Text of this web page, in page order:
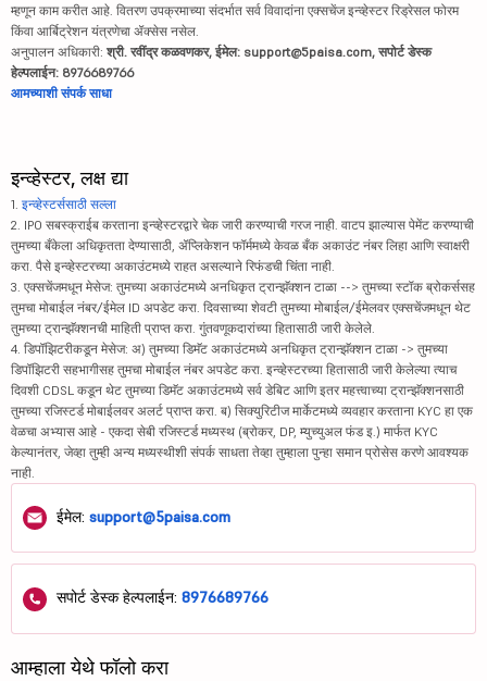
म्हणून काम करीत आहे. वितरण उपक्रमाच्या संदर्भात सर्व विवादांना एक्सचेंज इन्व्हेस्टर रिड्रेसल फोरम
किंवा आर्बिट्रेशन यंत्रणेचा ॲक्सेस नसेल.
अनुपालन अधिकारी: श्री. रवींद्र कळवणकर, ईमेल: support@5paisa.com, सपोर्ट डेस्क
हेल्पलाईन: 8976689766
आमच्याशी संपर्क साधा
इन्व्हेस्टर, लक्ष द्या
1. इन्व्हेस्टर्ससाठी सल्ला
2. IPO सबस्क्राईब करताना इन्व्हेस्टरद्वारे चेक जारी करण्याची गरज नाही. वाटप झाल्यास पेमेंट करण्याची
तुमच्या बँकेला अधिकृतता देण्यासाठी, ॲप्लिकेशन फॉर्ममध्ये केवळ बँक अकाउंट नंबर लिहा आणि स्वाक्षरी
करा. पैसे इन्व्हेस्टरच्या अकाउंटमध्ये राहत असल्याने रिफंडची चिंता नाही.
3. एक्सचेंजमधून मेसेज: तुमच्या अकाउंटमध्ये अनधिकृत ट्रान्झॅक्शन टाळा --> तुमच्या स्टॉक ब्रोकर्ससह
तुमचा मोबाईल नंबर/ईमेल ID अपडेट करा. दिवसाच्या शेवटी तुमच्या मोबाईल/ईमेलवर एक्सचेंजमधून थेट
तुमच्या ट्रान्झॅक्शनची माहिती प्राप्त करा. गुंतवणूकदारांच्या हितासाठी जारी केलेले.
4. डिपॉझिटरीकडून मेसेज: अ) तुमच्या डिमॅट अकाउंटमध्ये अनधिकृत ट्रान्झॅक्शन टाळा -> तुमच्या
डिपॉझिटरी सहभागीसह तुमचा मोबाईल नंबर अपडेट करा. इन्व्हेस्टरच्या हितासाठी जारी केलेल्या त्याच
दिवशी CDSL कडून थेट तुमच्या डिमॅट अकाउंटमध्ये सर्व डेबिट आणि इतर महत्त्वाच्या ट्रान्झॅक्शनसाठी
तुमच्या रजिस्टर्ड मोबाईलवर अलर्ट प्राप्त करा. ब) सिक्युरिटीज मार्केटमध्ये व्यवहार करताना KYC हा एक
वेळचा अभ्यास आहे - एकदा सेबी रजिस्टर्ड मध्यस्थ (ब्रोकर, DP, म्युच्युअल फंड इ.) मार्फत KYC
केल्यानंतर, जेव्हा तुम्ही अन्य मध्यस्थीशी संपर्क साधता तेव्हा तुम्हाला पुन्हा समान प्रोसेस करणे आवश्यक
नाही.
ईमेल: support@5paisa.com
सपोर्ट डेस्क हेल्पलाईन: 8976689766
आम्हाला येथे फॉलो करा